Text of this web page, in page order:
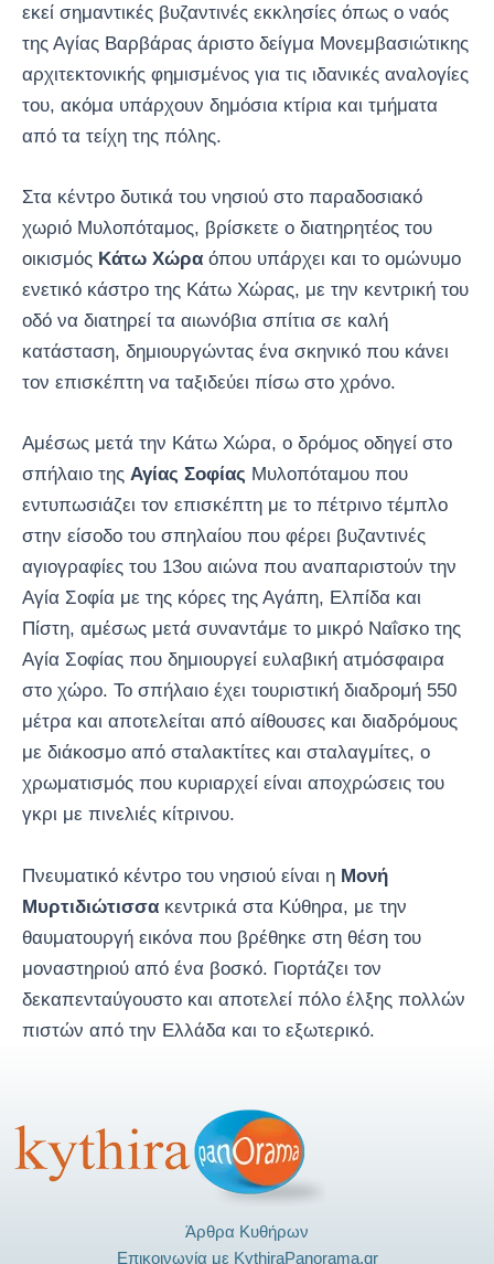
εκεί σημαντικές βυζαντινές εκκλησίες όπως ο ναός
της Αγίας Βαρβάρας άριστο δείγμα Μονεμβασιώτικης
αρχιτεκτονικής φημισμένος για τις ιδανικές αναλογίες
του, ακόμα υπάρχουν δημόσια κτίρια και τμήματα
από τα τείχη της πόλης.
Στα κέντρο δυτικά του νησιού στο παραδοσιακό
χωριό Μυλοπόταμος, βρίσκετε ο διατηρητέος του
οικισμός Κάτω Χώρα όπου υπάρχει και το ομώνυμο
ενετικό κάστρο της Κάτω Χώρας, με την κεντρική του
οδό να διατηρεί τα αιωνόβια σπίτια σε καλή
κατάσταση, δημιουργώντας ένα σκηνικό που κάνει
τον επισκέπτη να ταξιδεύει πίσω στο χρόνο.
Αμέσως μετά την Κάτω Χώρα, ο δρόμος οδηγεί στο
σπήλαιο της Αγίας Σοφίας Μυλοπόταμου που
εντυπωσιάζει τον επισκέπτη με το πέτρινο τέμπλο
στην είσοδο του σπηλαίου που φέρει βυζαντινές
αγιογραφίες του 13ου αιώνα που αναπαριστούν την
Αγία Σοφία με της κόρες της Αγάπη, Ελπίδα και
Πίστη, αμέσως μετά συναντάμε το μικρό Ναΐσκο της
Αγία Σοφίας που δημιουργεί ευλαβική ατμόσφαιρα
στο χώρο. Το σπήλαιο έχει τουριστική διαδρομή 550
μέτρα και αποτελείται από αίθουσες και διαδρόμους
με διάκοσμο από σταλακτίτες και σταλαγμίτες, ο
χρωματισμός που κυριαρχεί είναι αποχρώσεις του
γκρι με πινελιές κίτρινου.
Πνευματικό κέντρο του νησιού είναι η Μονή
Μυρτιδιώτισσα κεντρικά στα Κύθηρα, με την
θαυματουργή εικόνα που βρέθηκε στη θέση του
μοναστηριού από ένα βοσκό. Γιορτάζει τον
δεκαπενταύγουστο και αποτελεί πόλο έλξης πολλών
πιστών από την Ελλάδα και το εξωτερικό.
Άρθρα Κυθήρων
Επικοινωνία με KythiraPanorama.gr